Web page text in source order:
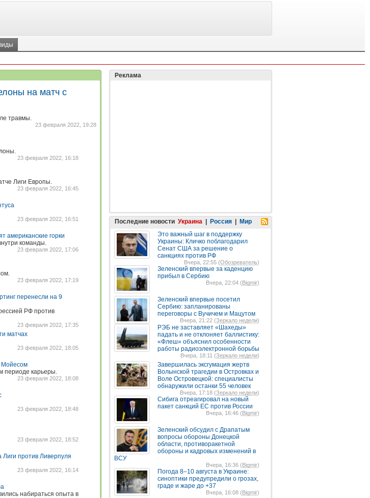
на матч с
травмы.
23 февраля 2022, 19:28
23 февраля 2022, 16:18
Лиги Европы.
23 февраля 2022, 16:45
23 февраля 2022, 16:51
американские горки
команды.
23 февраля 2022, 17:06
23 февраля 2022, 17:19
перенесли на 9
РФ против
23 февраля 2022, 17:35
матчах
23 февраля 2022, 18:05
Мойесом
периоде карьеры.
23 февраля 2022, 18:08
23 февраля 2022, 18:48
23 февраля 2022, 18:52
Лиги против Ливерпуля
23 февраля 2022, 16:14
набираться опыта в
Реклама
Последние новости Украина Россия
Мир
Это важный шаг в поддержку
Украины: Кличко поблагодарил
Сенат США за решение о
санкциях против РФ
Вчера, 22:55 (Обозреватель)
Зеленский впервые за каденцию
прибыл в Сербию
Вчера, 22:04 (Bigmir)
Зеленский впервые посетил
Сербию: запланированы
переговоры с Вучичем и Мацутом
Вчера, 21:22 (Зеркало недели)
РЭБ не заставляет «Шахеды»
падать и не отклоняет баллистику:
«Флеш» объяснил особенности
работы радиоэлектронной борьбы
Вчера, 18:11 (Зеркало недели)
Завершилась эксгумация жертв
Волынской трагедии в Островках и
Воле Островецкой: специалисты
обнаружили останки 55 человек
Вчера, 17:18 (Зеркало недели)
Сибига отреагировал на новый
пакет санкций ЕС против России
Вчера, 16:46 (Bigmir)
Зеленский обсудил с Драпатым
вопросы обороны Донецкой
области, противоракетной
обороны и кадровых изменений в
ВСУ
Вчера, 16:36 (Bigmir)
Погода 8–10 августа в Украине:
синоптики предупредили о грозах,
граде и жаре до +37
Вчера, 16:08 (Bigmir)